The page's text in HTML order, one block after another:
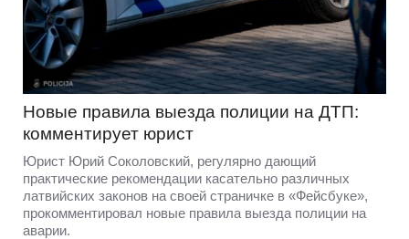
Новые правила выезда полиции на ДТП:
комментирует юрист
Юрист Юрий Соколовский, регулярно дающий
практические рекомендации касательно различных
латвийских законов на своей страничке в «Фейсбуке»,
прокомментировал новые правила выезда полиции на
аварии.